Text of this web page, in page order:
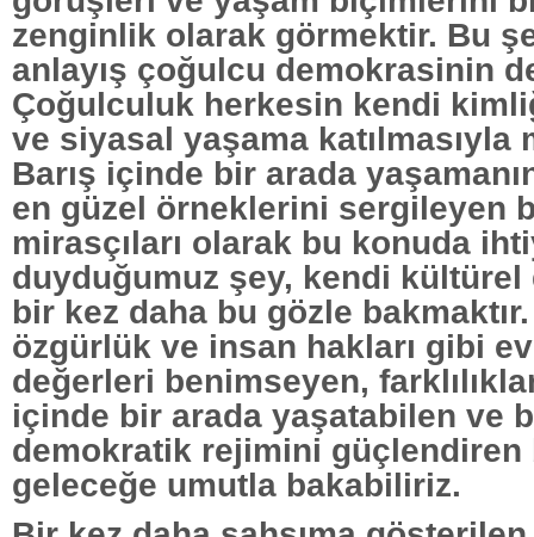
zenginlik olarak görmektir. Bu
anlayış çoğulcu demokrasinin
Çoğulculuk herkesin kendi
ve siyasal yaşama katılmasıyla
Barış içinde bir arada
en güzel örneklerini sergileyen
mirasçıları olarak bu konuda
duyduğumuz şey, kendi kültürel
bir kez daha bu gözle
özgürlük ve insan hakları gibi
değerleri benimseyen,
içinde bir arada yaşatabilen ve
demokratik rejimini
geleceğe umutla bakabiliriz.